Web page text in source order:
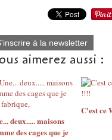
à la newsletter
aimerez aussi :
deux..... maisons
des cages que je
C'est ce